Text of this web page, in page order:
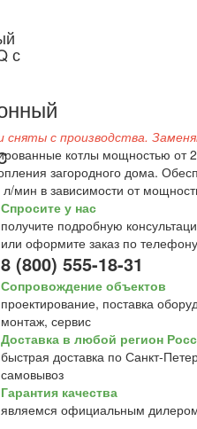
с
сняты с производства.
котлы мощностью от
загородного дома.
мин в зависимости от
Спросите у нас
получите подробную
или оформите заказ по телефону
8 (800) 555-18-31
Сопровождение объектов
проектирование, поставка
монтаж, сервис
Доставка в любой регион
быстрая доставка по Санкт-
самовывоз
Гарантия качества
являемся официальным